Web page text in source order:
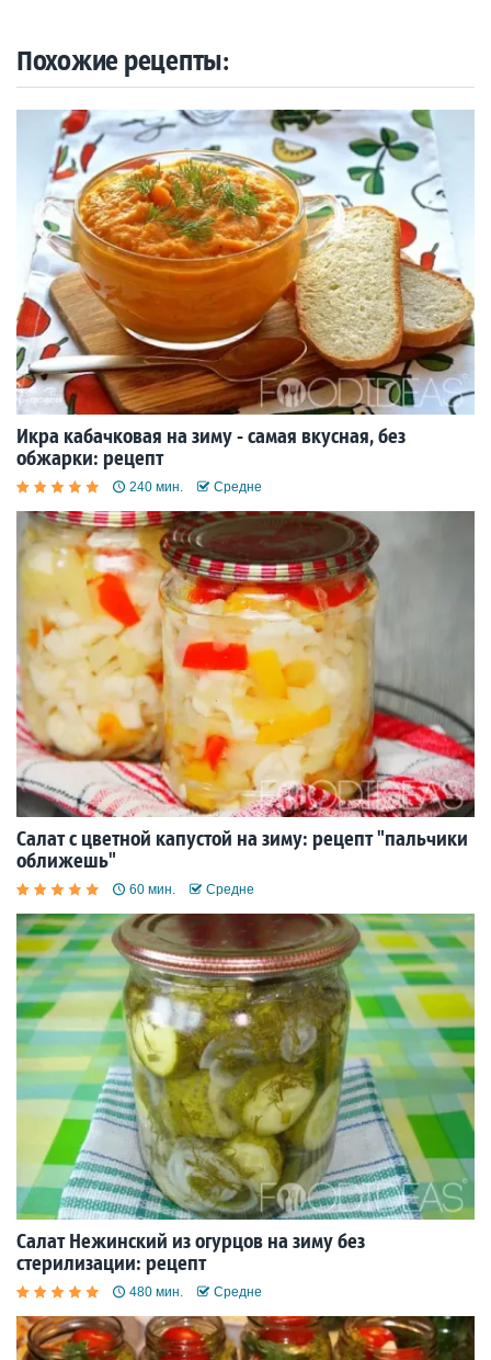
Похожие рецепты:
Икра кабачковая на зиму - самая вкусная, без
обжарки: рецепт
240 мин. Средне
Салат с цветной капустой на зиму: рецепт "пальчики
оближешь"
60 мин. Средне
Салат Нежинский из огурцов на зиму без
стерилизации: рецепт
480 мин. Средне